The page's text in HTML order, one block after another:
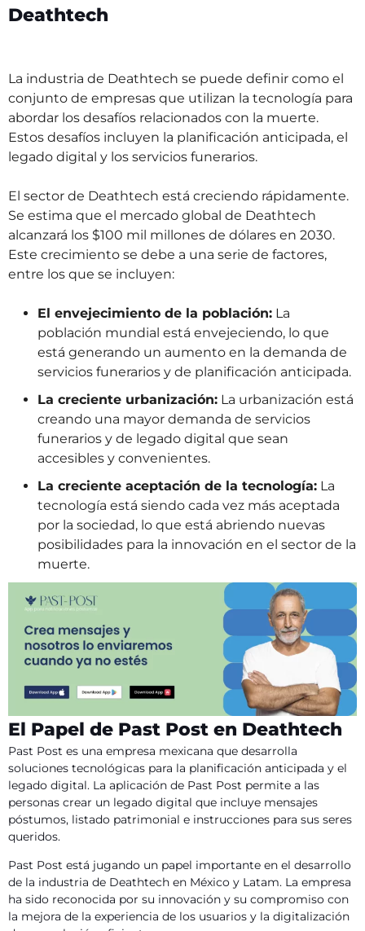
Deathtech
La industria de Deathtech se puede definir como el
conjunto de empresas que utilizan la tecnología para
abordar los desafíos relacionados con la muerte.
Estos desafíos incluyen la planificación anticipada, el
legado digital y los servicios funerarios.
El sector de Deathtech está creciendo rápidamente.
Se estima que el mercado global de Deathtech
alcanzará los $100 mil millones de dólares en 2030.
Este crecimiento se debe a una serie de factores,
entre los que se incluyen:
El envejecimiento de la población: La
población mundial está envejeciendo, lo que
está generando un aumento en la demanda de
servicios funerarios y de planificación anticipada.
La creciente urbanización: La urbanización está
creando una mayor demanda de servicios
funerarios y de legado digital que sean
accesibles y convenientes.
La creciente aceptación de la tecnología: La
tecnología está siendo cada vez más aceptada
por la sociedad, lo que está abriendo nuevas
posibilidades para la innovación en el sector de la
muerte.
El Papel de Past Post en Deathtech
Past Post es una empresa mexicana que desarrolla
soluciones tecnológicas para la planificación anticipada y el
legado digital. La aplicación de Past Post permite a las
personas crear un legado digital que incluye mensajes
póstumos, listado patrimonial e instrucciones para sus seres
queridos.
Past Post está jugando un papel importante en el desarrollo
de la industria de Deathtech en México y Latam. La empresa
ha sido reconocida por su innovación y su compromiso con
la mejora de la experiencia de los usuarios y la digitalización